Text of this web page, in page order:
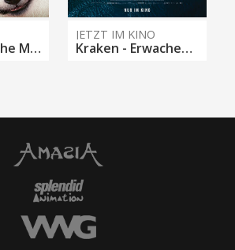
Panda Plan: The Magical Tribe
JETZT IM KINO
Kraken - Erwachen der Tiefe